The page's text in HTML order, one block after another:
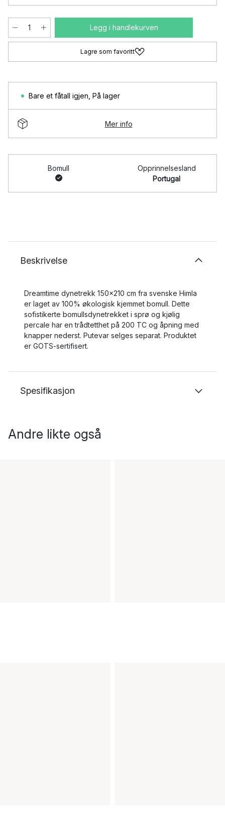
Legg i handlekurven
Lagre som favoritt
Bare et fåtall igjen På lager
Mer info
Bomull
Opprinnelsesland
Portugal
Beskrivelse
Dreamtime dynetrekk 150x210 cm fra svenske Himla
er laget av 100% økologisk kjemmet bomull. Dette
sofistikerte bomullsdynetrekket i sprø og kjølig
percale har en trådtetthet på 200 TC og åpning med
knapper nederst. Putevar selges separat. Produktet
er GOTS-sertifisert.
Spesifikasjon
Andre likte også